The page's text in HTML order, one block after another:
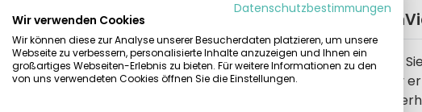
Beschreibung Lageplan
Beschrijving
In den Wäldern der Hoge Veluwe erreichen
Natur und können sich auf vielerlei Art aktiv
Die Kids werden mit Aktivprogrammen
Datenschutzbestimmungen
Wir verwenden Cookies
Wir können diese zur Analyse unserer Besucherdaten platzieren, um unsere
Webseite zu verbessern, personalisierte Inhalte anzuzeigen und Ihnen ein
großartiges Webseiten-Erlebnis zu bieten. Für weitere Informationen zu den
von uns verwendeten Cookies öffnen Sie die Einstellungen.